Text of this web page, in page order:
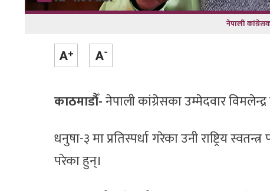
नेपाली
काठमाडौँ-नेपाली कांग्रेसका उम्मेदवार
धनुषा-३ मा प्रतिस्पर्धा गरेका उनी राष्ट्रिय
परेका हुन्।